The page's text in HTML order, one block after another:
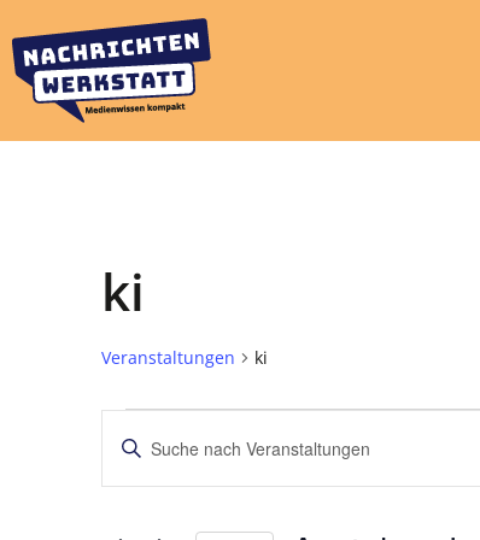
ki
Veranstaltungen ki
Veranstaltungen
Suche
Bitte
Schlüsselwort
Suche
Veranstaltungen